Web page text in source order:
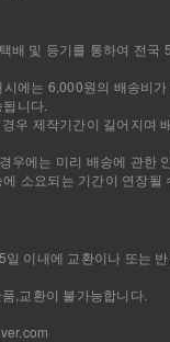
배 및 등기를 통하여 전국
에는 6,000원의 배송비
니다.
우 제작기간이 길어지며
우에는 미리 배송에 관한
소요되는 기간이 연장될
이내에 교환이나 또는
,교환이 불가능합니다.